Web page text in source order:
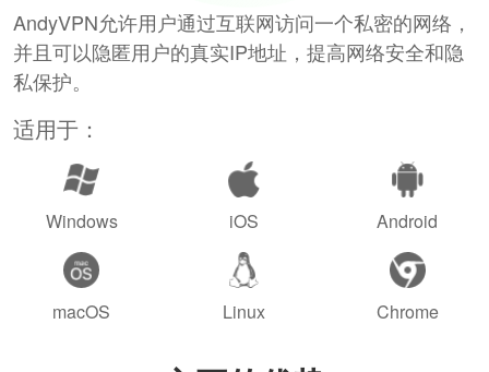
AndyVPN允许用户通过互联网访问一个私密的网络，
并且可以隐匿用户的真实IP地址，提高网络安全和隐
私保护。
适用于：
Windows iOS Android
macOS Linux Chrome